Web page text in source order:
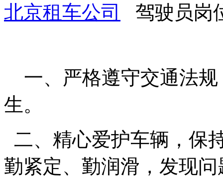
北京租车公司
驾驶员岗
一、严格遵守交通法规
生。
二、精心爱护车辆，保
勤紧定、勤润滑，发现